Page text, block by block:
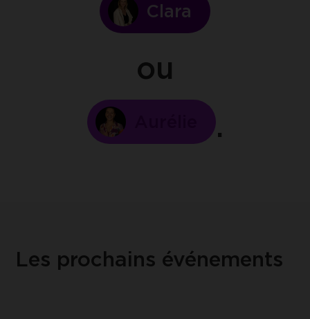
Clara
ou
Les prochains événements